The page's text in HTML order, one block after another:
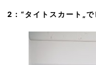
2： “タイトスカート„で